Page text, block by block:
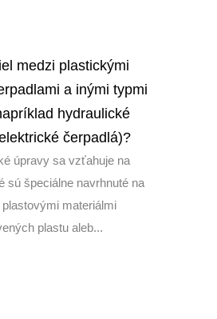
medzi plastickými
a inými typmi
hydraulické
čerpadlá)?
úpravy sa vzťahuje na
sú špeciálne navrhnuté na
materiálmi
plastu aleb...